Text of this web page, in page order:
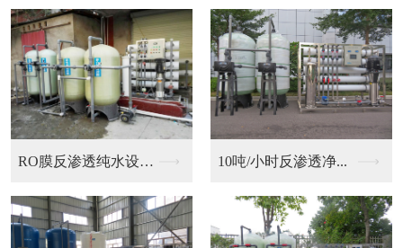
二级反渗透纯化水设备... 10吨/小时反渗透净...